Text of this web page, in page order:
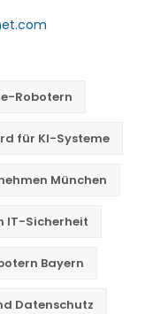
Robotern
für KI-Systeme
München
IT-Sicherheit
Bayern
Datenschutz